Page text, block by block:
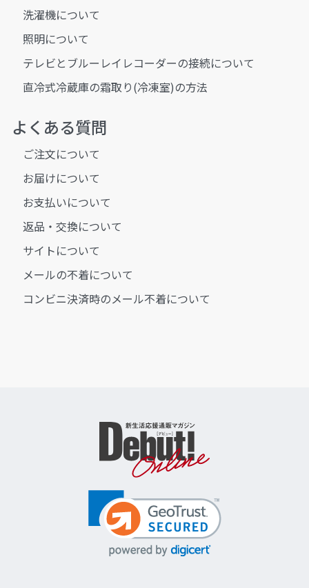
洗濯機について
照明について
テレビとブルーレイレコーダーの接続について
直冷式冷蔵庫の霜取り(冷凍室)の方法
よくある質問
ご注文について
お届けについて
お支払いについて
返品・交換について
サイトについて
メールの不着について
コンビニ決済時のメール不着について